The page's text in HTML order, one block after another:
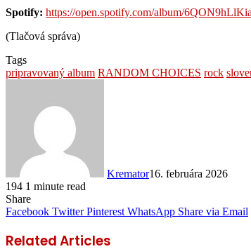
Spotify: https://open.spotify.com/album/
(Tlačová správa)
Tags
pripravovaný album RANDOM CHOICES rock
Kremator16. februára 2026
194 1 minute read
Share
Facebook Twitter Pinterest WhatsApp Share via Email
Related Articles